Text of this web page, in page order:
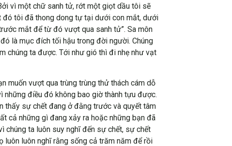
vì một chữ sanh tử, rớt một giọt dầu tôi sẽ
đó tôi đã thong dong tự tại dưới con mắt, dưới
mắt để từ đó vượt qua sanh tử”. Sa môn
là mục đích tối hậu trong đời người. Chúng
chúng ta được. Tới như gió thì đi nhẹ như vạt
muốn vượt qua trùng trùng thử thách cám dỗ
những điều đó không bao giờ thành tựu được.
thấy sự chết đang ở đằng trước và quyết tâm
cả những gì đang xảy ra hoặc những bạn đã
chúng ta luôn suy nghĩ đến sự chết, sự chết
luôn luôn nghĩ rằng sống cả trăm năm để rồi